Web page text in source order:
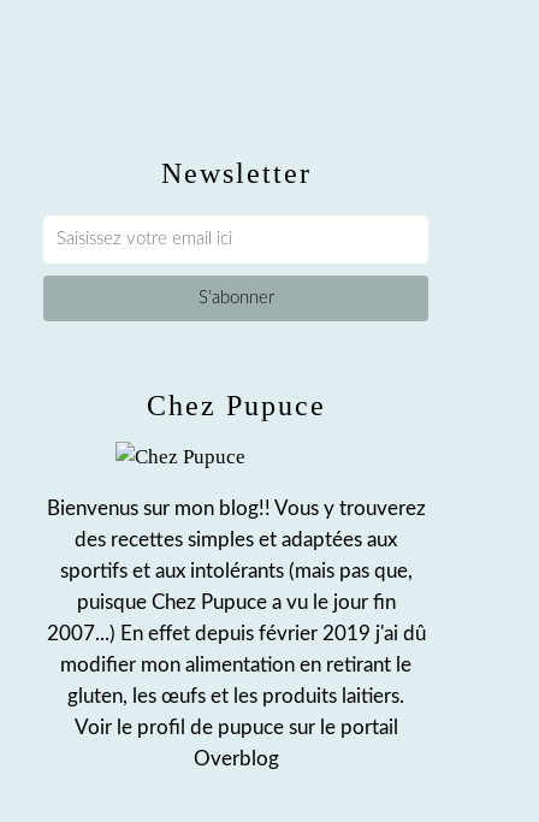
Newsletter
Chez Pupuce
Bienvenus sur mon blog!! Vous y trouverez
des recettes simples et adaptées aux
sportifs et aux intolérants (mais pas que,
puisque Chez Pupuce a vu le jour fin
2007...) En effet depuis février 2019 j'ai dû
modifier mon alimentation en retirant le
gluten, les œufs et les produits laitiers.
Voir le profil de pupucesur le portail
Overblog